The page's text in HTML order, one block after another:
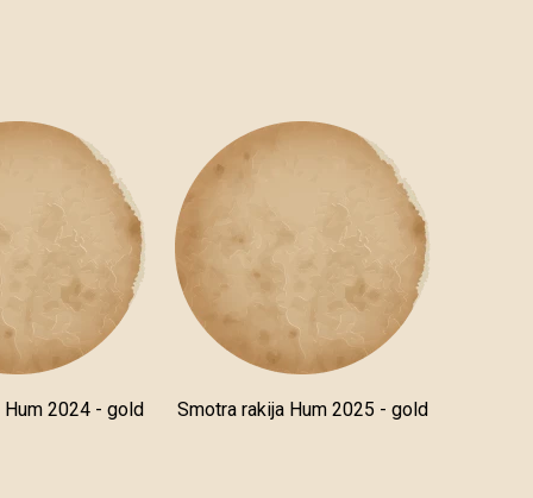
Hum 2024 - gold Smotra rakija Hum 2025 - gold